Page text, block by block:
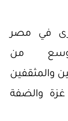
في مصر
من
والمثقفين
والضفة